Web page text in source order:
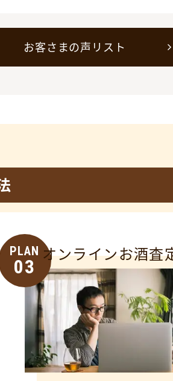
お客さまの声リスト
PLAN
03
オンラインお酒査